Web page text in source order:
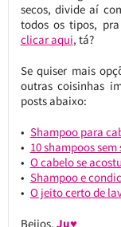
secos, divide aí
todos os tipos,
clicar aqui, tá?
Se quiser mais
outras coisinhas
posts abaixo:
Shampoo para
10 shampoos
O cabelo se
Shampoo e
O jeito certo de
Beijos, Ju♥